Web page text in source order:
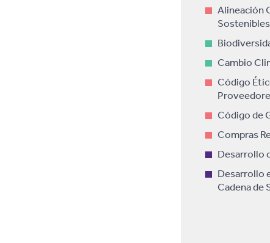
Alineación
Sostenibles
Cambio
Código
Código de
Compras
Desarrollo
Desarrollo
Cadena